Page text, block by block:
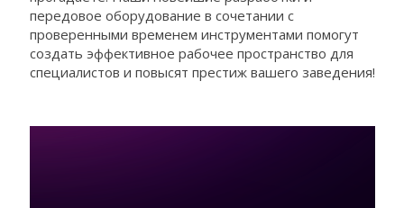
передовое оборудование в сочетании с
проверенными временем инструментами помогут
создать эффективное рабочее пространство для
специалистов и повысят престиж вашего заведения!